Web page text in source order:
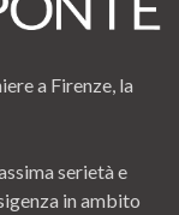
a Firenze, la
serietà e
in ambito